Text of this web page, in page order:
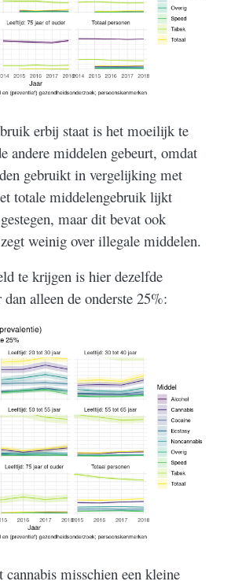
erbij staat is het moeilijk te
andere middelen gebeurt, omdat
gebruikt in vergelijking met
totale middelengebruik lijkt
maar dit bevat ook
weinig over illegale middelen.
te krijgen is hier dezelfde
alleen de onderste 25%:
misschien een kleine